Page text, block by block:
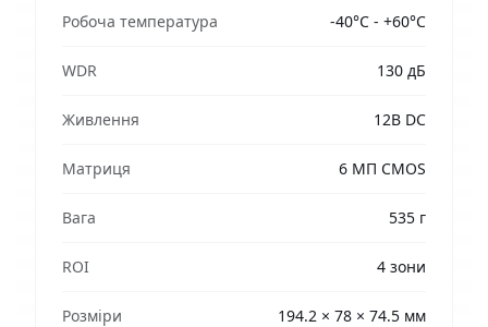
Робоча температура -40°C - +60°C
WDR 130 дБ
Живлення 12В DC
Матриця 6 МП CMOS
Вага 535 г
ROI 4 зони
Розміри 194.2 × 78 × 74.5 мм